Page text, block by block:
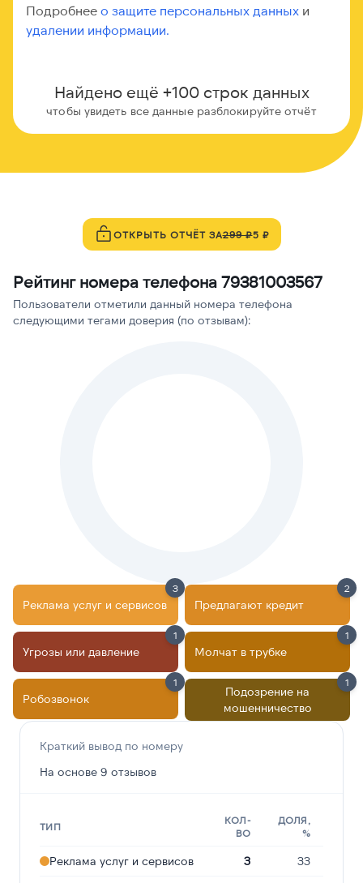
Подробнее о защите персональных данных и
удалении информации.
Найдено ещё +100 строк данных
чтобы увидеть все данные разблокируйте отчёт
ОТКРЫТЬ ОТЧЁТ ЗА299 ₽5 ₽
Рейтинг номера телефона 79381003567
Пользователи отметили данный номера телефона
следующими тегами доверия (по отзывам):
Реклама услуг и сервисов
3
Предлагают кредит
2
Угрозы или давление
1
Молчат в трубке
1
Робозвонок
1
Подозрение на
мошенничество
1
Краткий вывод по номеру
На основе 9 отзывов
ТИП
КОЛ-
ВО
ДОЛЯ,
%
Реклама услуг и сервисов 3 33